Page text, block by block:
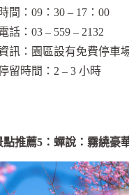
間：09：30 – 17：00
話：03 – 559 – 2132
訊：園區設有免費停車
留時間：2 – 3 小時
點推薦5：蟬說：霧繞豪